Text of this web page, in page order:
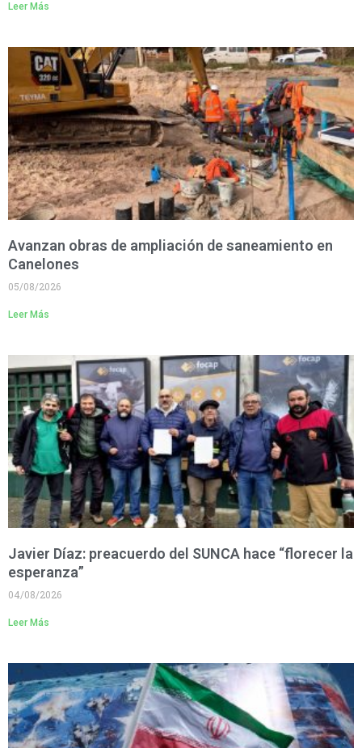
Leer Más
Avanzan obras de ampliación de saneamiento en
Canelones
05/08/2026
Leer Más
Javier Díaz: preacuerdo del SUNCA hace “florecer la
esperanza”
04/08/2026
Leer Más